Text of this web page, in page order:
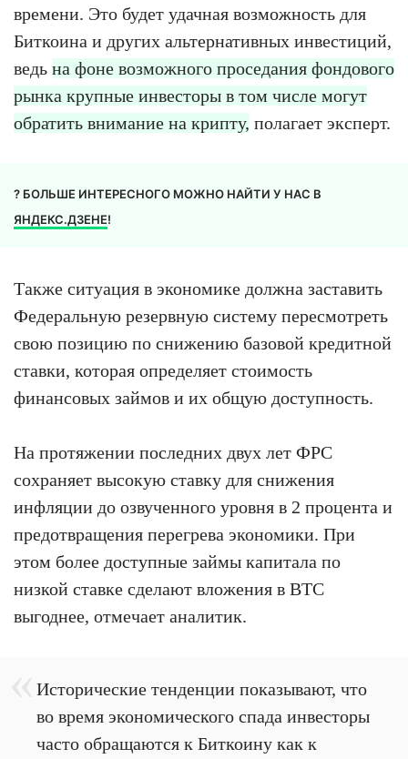
времени. Это будет удачная возможность для
Биткоина и других альтернативных инвестиций,
ведь на фоне возможного проседания фондового
рынка крупные инвесторы в том числе могут
обратить внимание на крипту, полагает эксперт.
? БОЛЬШЕ ИНТЕРЕСНОГО МОЖНО НАЙТИ У НАС В
ЯНДЕКС.ДЗЕНЕ!
Также ситуация в экономике должна заставить
Федеральную резервную систему пересмотреть
свою позицию по снижению базовой кредитной
ставки, которая определяет стоимость
финансовых займов и их общую доступность.
На протяжении последних двух лет ФРС
сохраняет высокую ставку для снижения
инфляции до озвученного уровня в 2 процента и
предотвращения перегрева экономики. При
этом более доступные займы капитала по
низкой ставке сделают вложения в BTC
выгоднее, отмечает аналитик.
Исторические тенденции показывают, что
во время экономического спада инвесторы
часто обращаются к Биткоину как к